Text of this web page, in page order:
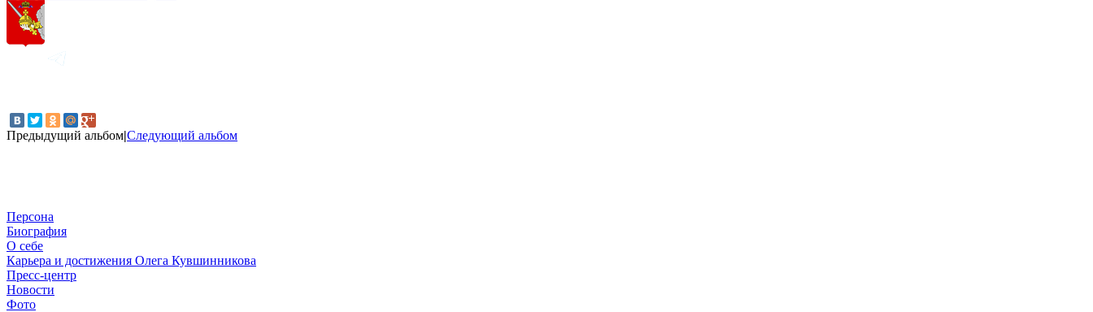
Предыдущий альбом|Следующий альбом
Персона
Биография
О себе
Карьера и достижения Олега Кувшинникова
Пресс-центр
Новости
Фото